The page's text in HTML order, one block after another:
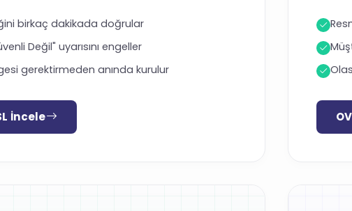
birkaç dakikada doğrular
Değil" uyarısını engeller
gerektirmeden anında kurulur
İncele